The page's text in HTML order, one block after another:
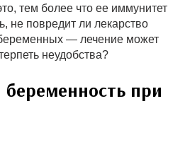
тем более что ее иммунитет
не повредит ли лекарство
— лечение может
неудобства?
при